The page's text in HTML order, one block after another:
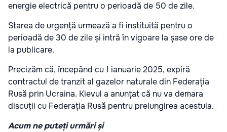
energie electrică pentru o perioadă de 50 de zile.
Starea de urgență urmează a fi instituită pentru o
perioadă de 30 de zile și intră în vigoare la șase ore de
la publicare.
Precizăm că, începând cu 1 ianuarie 2025, expiră
contractul de tranzit al gazelor naturale din Federația
Rusă prin Ucraina. Kievul a anunțat că nu va demara
discuții cu Federația Rusă pentru prelungirea acestuia.
Acum ne puteți urmări și